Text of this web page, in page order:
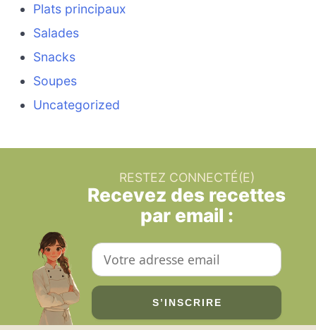
Plats principaux
Salades
Snacks
Soupes
Uncategorized
RESTEZ CONNECTÉ(E)
Recevez des recettes
par email :